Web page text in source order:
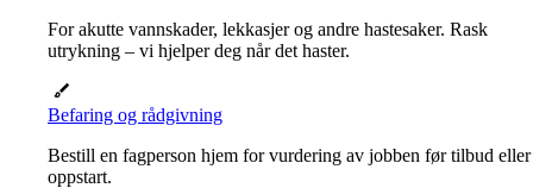
For akutte vannskader, lekkasjer og andre hastesaker. Rask
utrykning – vi hjelper deg når det haster.
Befaring og rådgivning
Bestill en fagperson hjem for vurdering av jobben før tilbud eller
oppstart.